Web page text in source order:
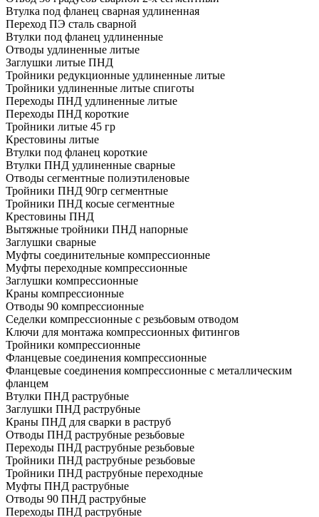
Втулка под фланец сварная удлиненная
Переход ПЭ сталь сварной
Втулки под фланец удлиненные
Отводы удлиненные литые
Заглушки литые ПНД
Тройники редукционные удлиненные литые
Тройники удлиненные литые спиготы
Переходы ПНД удлиненные литые
Переходы ПНД короткие
Тройники литые 45 гр
Крестовины литые
Втулки под фланец короткие
Втулки ПНД удлиненные сварные
Отводы сегментные полиэтиленовые
Тройники ПНД 90гр сегментные
Тройники ПНД косые сегментные
Крестовины ПНД
Вытяжные тройники ПНД напорные
Заглушки сварные
Муфты соединительные компрессионные
Муфты переходные компрессионные
Заглушки компрессионные
Краны компрессионные
Отводы 90 компрессионные
Седелки компрессионные с резьбовым отводом
Ключи для монтажа компрессионных фитингов
Тройники компрессионные
Фланцевые соединения компрессионные
Фланцевые соединения компрессионные с металлическим
фланцем
Втулки ПНД раструбные
Заглушки ПНД раструбные
Краны ПНД для сварки в раструб
Отводы ПНД раструбные резьбовые
Переходы ПНД раструбные резьбовые
Тройники ПНД раструбные резьбовые
Тройники ПНД раструбные переходные
Муфты ПНД раструбные
Отводы 90 ПНД раструбные
Переходы ПНД раструбные